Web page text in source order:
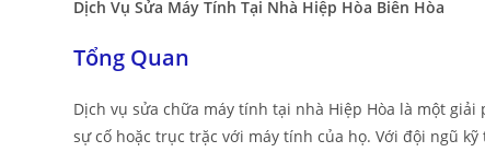
Dịch Vụ Sửa Máy Tính Tại Nhà Hiệp Hòa Biên Hòa
Tổng Quan
Dịch vụ sửa chữa máy tính tại nhà Hiệp Hòa là một
sự cố hoặc trục trặc với máy tính của họ. Với đội ngũ